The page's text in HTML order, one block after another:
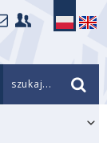
szukaj...